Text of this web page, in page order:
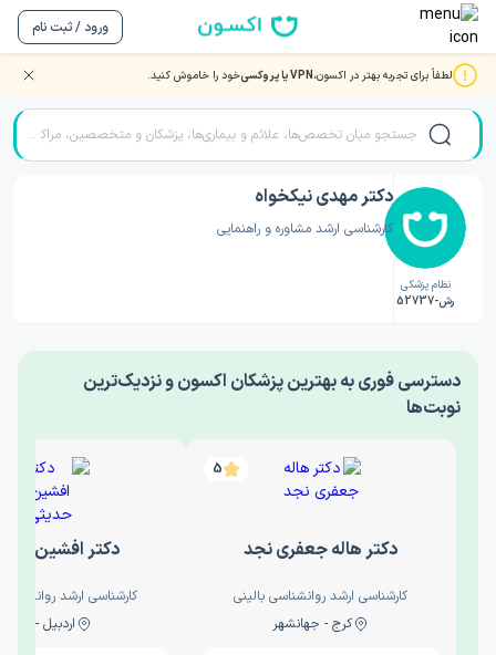
ورود / ثبت نام
لطفاً برای تجربه بهتر در اکسون،VPN یا پروکسی خود را خاموش کنید. صفحه اصلی/دکتر روانشناسی/دکتر مهدی نیکخواه
نظام پزشکی
رش-52737
دکتر مهدی نیکخواه
کارشناسی ارشد مشاوره و راهنمایی
‎دسترسی فوری به بهترین پزشکان اکسون و نزدیک‌ترین
نوبت‌ها
5
دکتر هاله جعفری نجد
کارشناسی ارشد روانشناسی بالینی
کرج - جهانشهر
دکتر افشین
کارشناسی ارشد
اردبیل - والی